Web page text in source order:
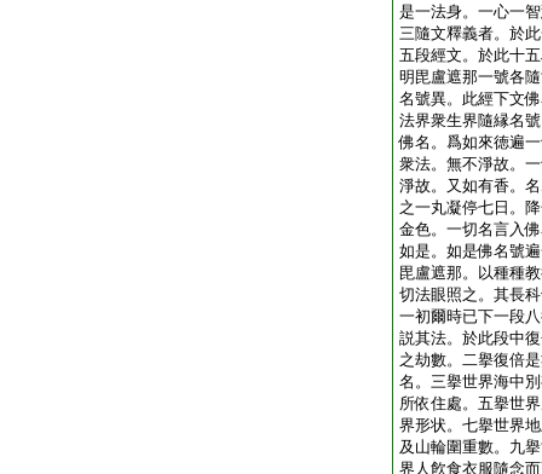
是一法身。一心一
三隨文釋義者。於
五段經文。於此十
明毘盧遮那一號各
名號異。此經下文
法界衆生界隨縁名
佛名。爲如來徳遍
衆法。無不淨故。
淨故。又如有香。
之一丸凝停七日。
金色。一切名言入
如是。如是佛名號
毘盧遮那。以種種
切法眼照之。其長
一初爾時已下一段
説其法。於此段中
之劫數。二擧復倍
名。三擧世界海中
所依住處。五擧世
界形状。七擧世界
及山輪圍重數。九
界人飮食衣服隨念